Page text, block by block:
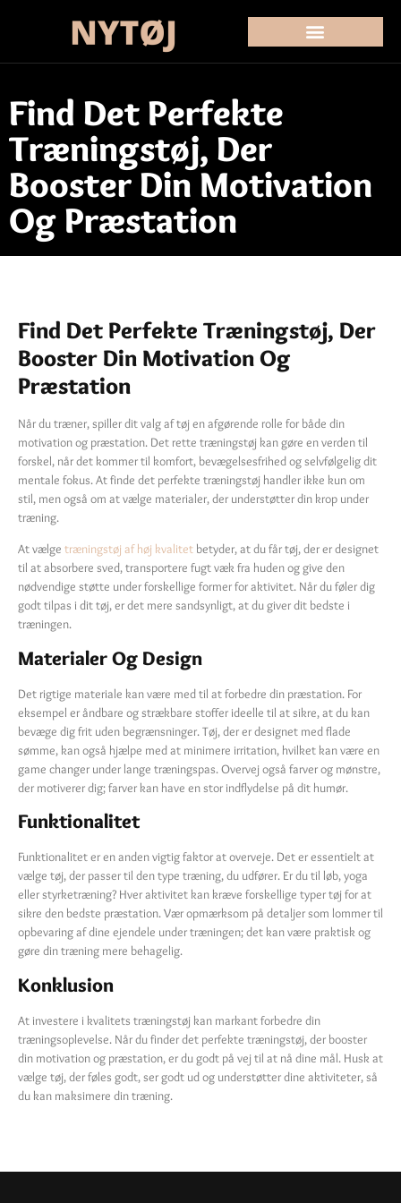
Find Det Perfekte
Træningstøj, Der
Booster Din Motivation
Og Præstation
Find Det Perfekte Træningstøj, Der
Booster Din Motivation Og
Præstation
Når du træner, spiller dit valg af tøj en afgørende rolle for både din
motivation og præstation. Det rette træningstøj kan gøre en verden til
forskel, når det kommer til komfort, bevægelsesfrihed og selvfølgelig dit
mentale fokus. At finde det perfekte træningstøj handler ikke kun om
stil, men også om at vælge materialer, der understøtter din krop under
træning.
At vælge træningstøj af høj kvalitet betyder, at du får tøj, der er designet
til at absorbere sved, transportere fugt væk fra huden og give den
nødvendige støtte under forskellige former for aktivitet. Når du føler dig
godt tilpas i dit tøj, er det mere sandsynligt, at du giver dit bedste i
træningen.
Materialer Og Design
Det rigtige materiale kan være med til at forbedre din præstation. For
eksempel er åndbare og strækbare stoffer ideelle til at sikre, at du kan
bevæge dig frit uden begrænsninger. Tøj, der er designet med flade
sømme, kan også hjælpe med at minimere irritation, hvilket kan være en
game changer under lange træningspas. Overvej også farver og mønstre,
der motiverer dig; farver kan have en stor indflydelse på dit humør.
Funktionalitet
Funktionalitet er en anden vigtig faktor at overveje. Det er essentielt at
vælge tøj, der passer til den type træning, du udfører. Er du til løb, yoga
eller styrketræning? Hver aktivitet kan kræve forskellige typer tøj for at
sikre den bedste præstation. Vær opmærksom på detaljer som lommer til
opbevaring af dine ejendele under træningen; det kan være praktisk og
gøre din træning mere behagelig.
Konklusion
At investere i kvalitets træningstøj kan markant forbedre din
træningsoplevelse. Når du finder det perfekte træningstøj, der booster
din motivation og præstation, er du godt på vej til at nå dine mål. Husk at
vælge tøj, der føles godt, ser godt ud og understøtter dine aktiviteter, så
du kan maksimere din træning.